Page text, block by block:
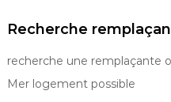
Recherche
recherche une remplaçante
Mer logement possible